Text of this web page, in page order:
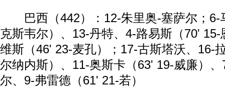
巴西（442）：12-朱里奥-塞萨尔；6-
克斯韦尔）、13-丹特、4-路易斯（70'
维斯（46' 23-麦孔）；17-古斯塔沃、16-
尔纳内斯）、11-奥斯卡（63' 19-威廉）
尔、9-弗雷德（61' 21-若）